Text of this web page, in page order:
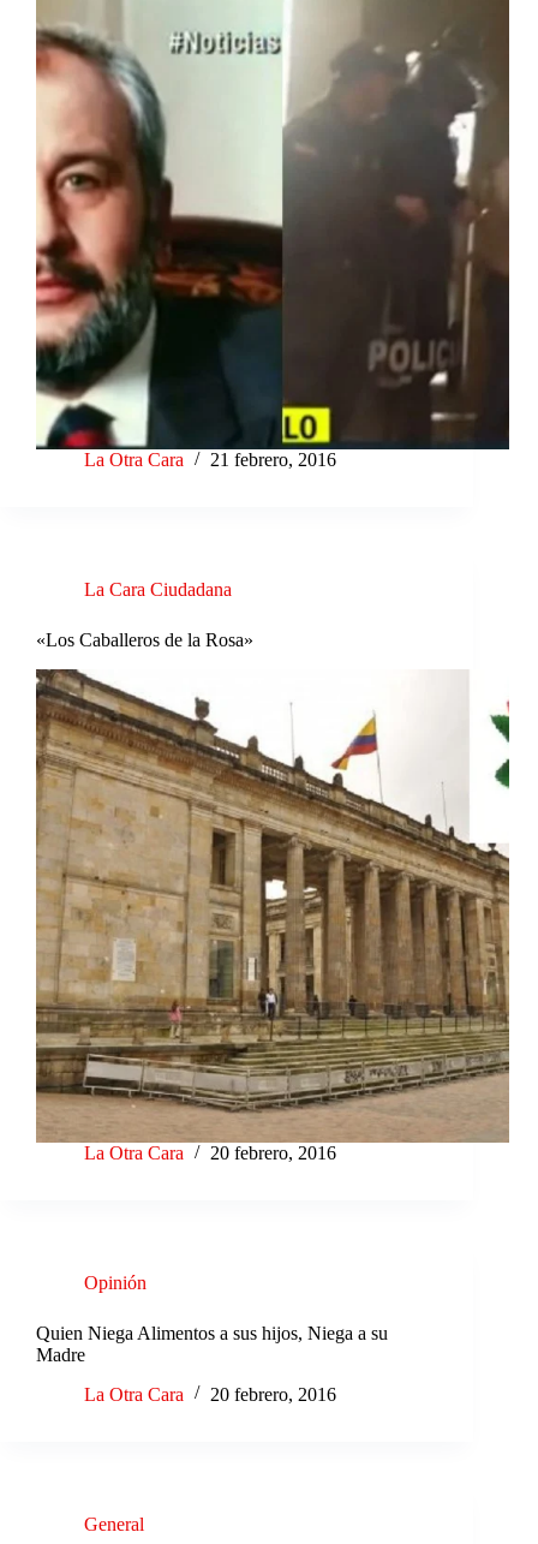
La Otra Cara 21 febrero, 2016
La Cara Ciudadana
«Los Caballeros de la Rosa»
La Otra Cara 20 febrero, 2016
Opinión
Quien Niega Alimentos a sus hijos, Niega a su
Madre
La Otra Cara
20 febrero, 2016
General